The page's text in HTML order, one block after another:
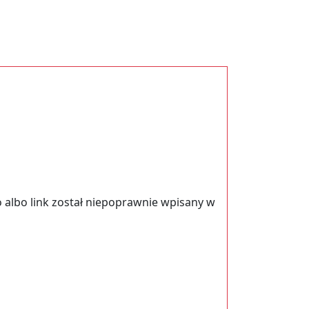
link został niepoprawnie wpisany w